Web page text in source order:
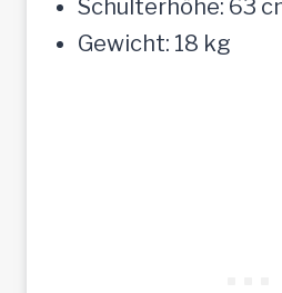
Schulterhöhe: 63
Gewicht: 18 kg